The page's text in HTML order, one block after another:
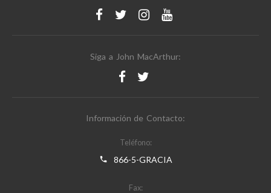
Siga a John MacArthur:
Información de Contacto:
Teléfono:
866-5-GRACIA
Fax: